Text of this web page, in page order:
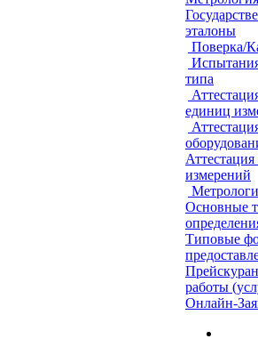
эталоны
Поверка/
типа
единиц
измерений
Основные
Типовые
работы
Онлайн-